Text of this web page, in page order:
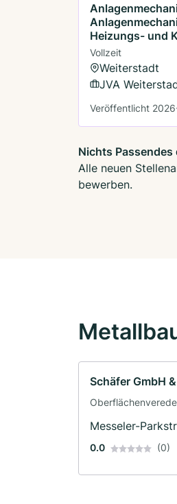
Heizungs- und
Vollzeit
Weiterstadt
JVA
Veröffentlicht
Nichts Passendes
Alle neuen
bewerben.
Schäfer GmbH
Messeler-
0.0 (0)